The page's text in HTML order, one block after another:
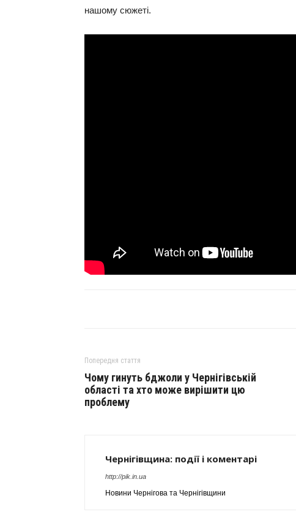
нашому сюжеті.
Попередня стаття
Чому гинуть бджоли у Чернігівській
області та хто може вирішити цю
проблему
Чернігівщина: події і коментарі
http://pik.in.ua
Новини Чернігова та Чернігівщини